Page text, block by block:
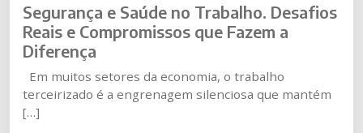
Segurança e Saúde no Trabalho. Desafios
Reais e Compromissos que Fazem a
Diferença
Em muitos setores da economia, o trabalho
terceirizado é a engrenagem silenciosa que mantém
[…]